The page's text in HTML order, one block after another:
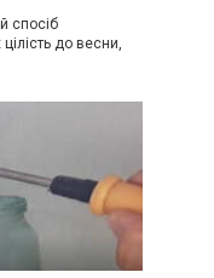
спосіб
до весни,